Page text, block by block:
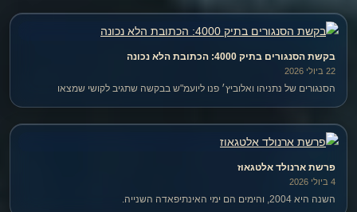
בקשת הסנגורים בתיק 4000: הכתובת הלא נכונה
22 ביולי 2026
הסנגורים של נתניהו ואלוביץ׳ פנו ליועמ"ש בבקשה שתגיב לקושי שמצאו
פרשת ארנולד אלטגאוז
4 ביולי 2026
השנה היא 2004, והימים הם ימי האינתיפאדה השנייה.